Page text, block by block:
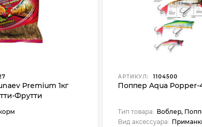
Premium 1кг
Фрутти
АРТИКУЛ: 1104500
Поппер Aqua Popper-
Тип товара: Воблер,
Вид аксессуара: